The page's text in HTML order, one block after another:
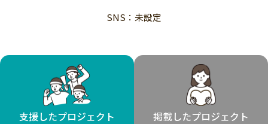
子ども・教育
フード・農業
文化
環境・エシカル
人権・マイノリティ
社会貢献
北海道 青森 岩手 宮城
秋田
福島
茨城 栃木 群馬
千葉
SNS：未設定
支援したプロジェクト 掲載したプロジェクト